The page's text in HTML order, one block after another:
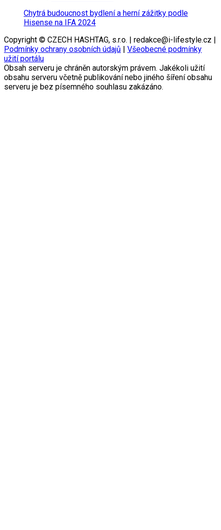
Chytrá budoucnost bydlení a herní zážitky podle
Hisense na IFA 2024
Copyright © CZECH HASHTAG, s.r.o. | redakce@i-lifestyle.cz |
Podmínky ochrany osobních údajů
Všeobecné podmínky
užití portálu
Obsah serveru je chráněn autorským právem. Jakékoli užití
obsahu serveru včetně publikování nebo jiného šíření obsahu
serveru je bez písemného souhlasu zakázáno.